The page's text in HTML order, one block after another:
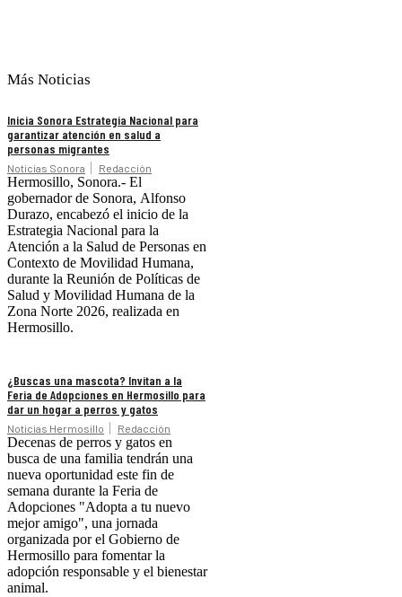
Más Noticias
Inicia Sonora Estrategia Nacional para
garantizar atención en salud a
personas migrantes
Noticias Sonora Redacción
Hermosillo, Sonora.- El
gobernador de Sonora, Alfonso
Durazo, encabezó el inicio de la
Estrategia Nacional para la
Atención a la Salud de Personas en
Contexto de Movilidad Humana,
durante la Reunión de Políticas de
Salud y Movilidad Humana de la
Zona Norte 2026, realizada en
Hermosillo.
¿Buscas una mascota? Invitan a la
Feria de Adopciones en Hermosillo para
dar un hogar a perros y gatos
Noticias Hermosillo Redacción
Decenas de perros y gatos en
busca de una familia tendrán una
nueva oportunidad este fin de
semana durante la Feria de
Adopciones "Adopta a tu nuevo
mejor amigo", una jornada
organizada por el Gobierno de
Hermosillo para fomentar la
adopción responsable y el bienestar
animal.